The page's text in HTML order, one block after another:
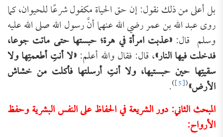
بل أعلى من ذلك نقول: إن حق الحياة مكفول شرعًا للحيوان، كما
روى عبد الله بن عمر رضي الله عنهما أنَّ رسول الله صلى الله عليه
وسلم قال: «عذبت امرأة في هرة؛ حبستها حتى ماتت جوعا،
فدخلت فيها النار»، قال: فقال والله أعلم:«لا أنتِ أطعمتِها ولا
سقيتِها حين حبستيها، ولا أنتِ أرسلتها فأكلت من خشاش
الأرض»(
[5]
)
.
المبحث الثاني: دور الشريعة في الحفاظ على النفس البشرية وحفظ
الأرواح: